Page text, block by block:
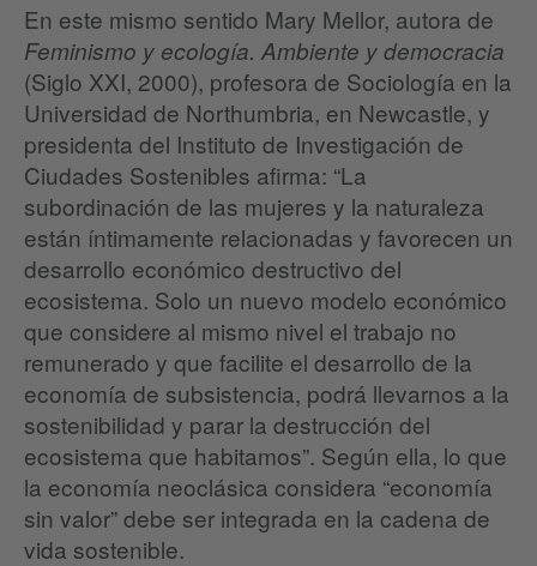
En este mismo sentido Mary Mellor, autora de
Feminismo y ecología. Ambiente y democracia
(Siglo XXI, 2000), profesora de Sociología en la
Universidad de Northumbria, en Newcastle, y
presidenta del Instituto de Investigación de
Ciudades Sostenibles afirma: “La
subordinación de las mujeres y la naturaleza
están íntimamente relacionadas y favorecen un
desarrollo económico destructivo del
ecosistema. Solo un nuevo modelo económico
que considere al mismo nivel el trabajo no
remunerado y que facilite el desarrollo de la
economía de subsistencia, podrá llevarnos a la
sostenibilidad y parar la destrucción del
ecosistema que habitamos”. Según ella, lo que
la economía neoclásica considera “economía
sin valor” debe ser integrada en la cadena de
vida sostenible.